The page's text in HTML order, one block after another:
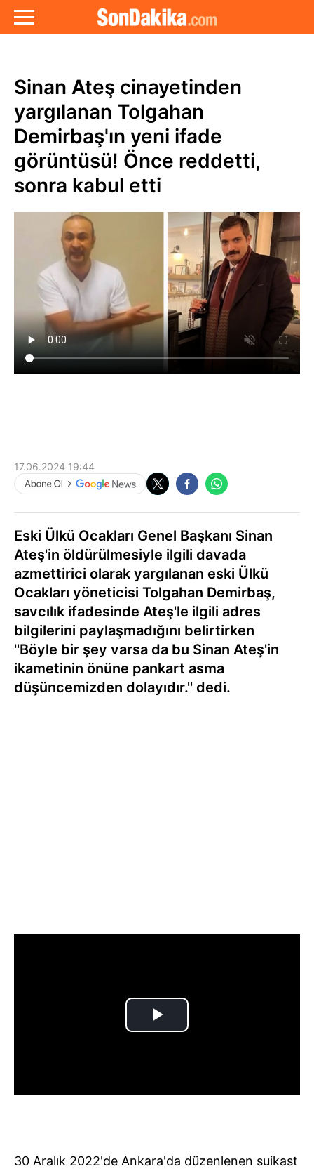
Sinan Ateş cinayetinden
yargılanan Tolgahan
Demirbaş'ın yeni ifade
görüntüsü! Önce reddetti,
sonra kabul etti
17.06.2024 19:44
Eski Ülkü Ocakları Genel Başkanı Sinan
Ateş'in öldürülmesiyle ilgili davada
azmettirici olarak yargılanan eski Ülkü
Ocakları yöneticisi Tolgahan Demirbaş,
savcılık ifadesinde Ateş'le ilgili adres
bilgilerini paylaşmadığını belirtirken
''Böyle bir şey varsa da bu Sinan Ateş'in
ikametinin önüne pankart asma
düşüncemizden dolayıdır.'' dedi.
30 Aralık 2022'de Ankara'da düzenlenen suikast